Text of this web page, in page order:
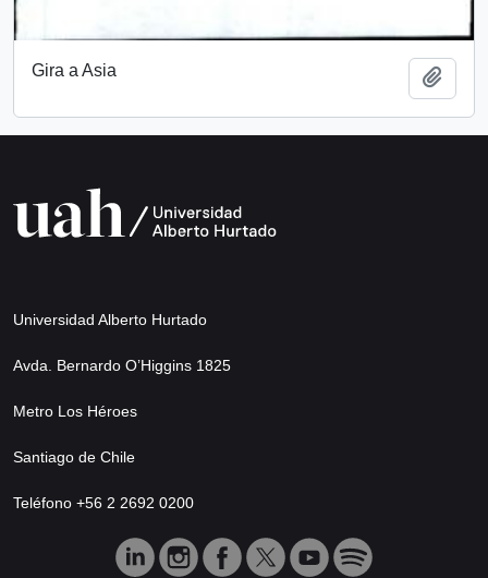
Gira a Asia
Universidad Alberto Hurtado
Avda. Bernardo O’Higgins 1825
Metro Los Héroes
Santiago de Chile
Teléfono +56 2 2692 0200